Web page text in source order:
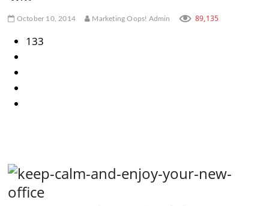
October 10, 2014 Marketing Oops! Admin 89,135
133